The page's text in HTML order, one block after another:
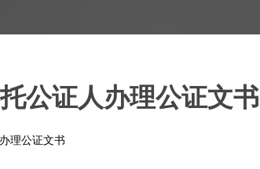
公证人办理公证文书
理公证文书